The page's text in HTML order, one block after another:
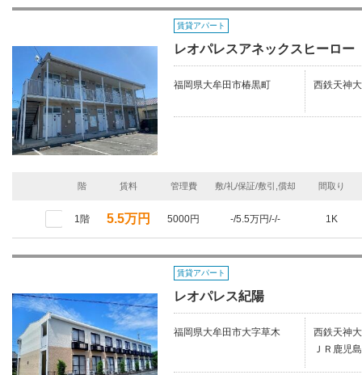
賃貸アパート
レオパレスアネックスヒーロー
福岡県大牟田市椿黒町 西鉄天神
階 賃料 管理費 敷/礼/保証/敷引,償却 間取り
1階 5.5万円 5000円 -/5.5万円/-/- 1K
賃貸アパート
レオパレス紀陽
福岡県大牟田市大字草木
西鉄天神
ＪＲ鹿児